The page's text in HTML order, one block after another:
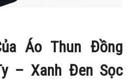
Áo Thun Đồng
– Xanh Đen Sọc